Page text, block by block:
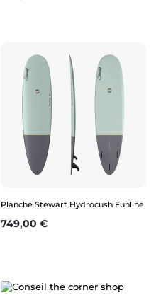
Planche Stewart Hydrocush Funline
Prix
749,00 €